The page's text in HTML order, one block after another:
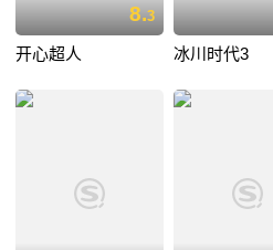
8.3
开心超人 冰川时代3